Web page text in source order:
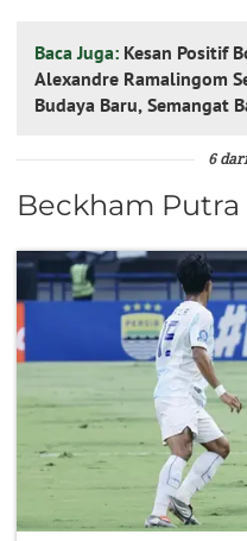
Baca Juga: Kesan Positif
Alexandre Ramalingom
Budaya Baru, Semangat
6
Beckham